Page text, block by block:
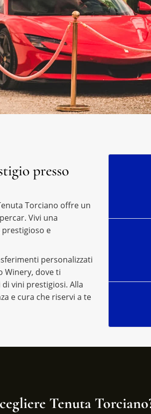
presso
Torciano offre un
Vivi una
e
personalizzati
Winery, dove ti
vini prestigiosi. Alla
e cura che riservi a te
Tenuta